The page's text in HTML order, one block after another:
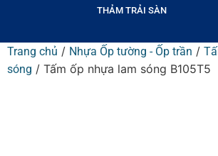
THẢM TRẢI SÀN
Trang chủ / Nhựa Ốp tường - Ốp trần /
sóng / Tấm ốp nhựa lam sóng B105T5